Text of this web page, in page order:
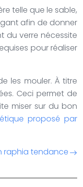
telle que le sable,
afin de donner
du verre nécessite
pour réaliser
les mouler. À titre
Ceci permet de
miser sur du bon
proposé par
raphia tendance